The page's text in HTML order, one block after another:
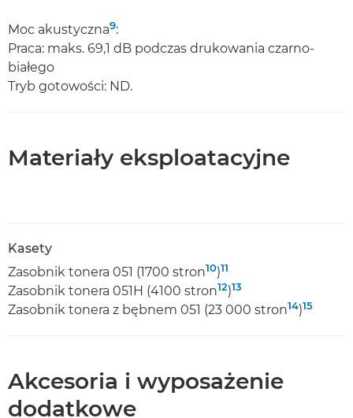
Moc akustyczna9:
Praca: maks. 69,1 dB podczas drukowania czarno-
białego
Tryb gotowości: ND.
Materiały eksploatacyjne
Kasety
Zasobnik tonera 051 (1700 stron10)11
Zasobnik tonera 051H (4100 stron12)13
Zasobnik tonera z bębnem 051 (23 000 stron14)15
Akcesoria i wyposażenie
dodatkowe